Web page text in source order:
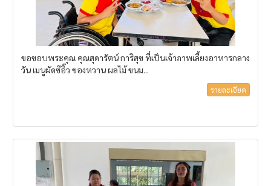
ขอขอบพระคุณ คุณสุดารัตน์ การิสุข ที่เป็นเจ้าภาพเลี้ยงอาหารกลาง
วัน เมนูผัดซีอิ๊ว ของหวาน ผลไม้ ขนม...
รายละเอียด